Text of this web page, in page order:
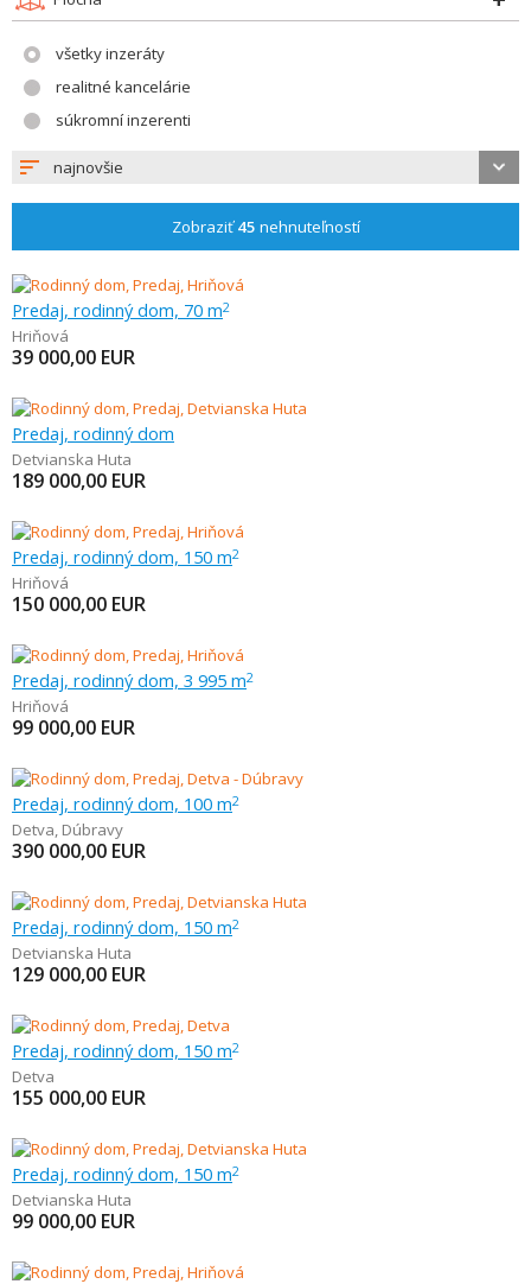
všetky inzeráty
realitné kancelárie
súkromní inzerenti
najnovšie
Zobraziť45 nehnuteľností
Predaj, rodinný dom, 70 m2
Hriňová
39 000,00 EUR
Predaj, rodinný dom
Detvianska Huta
189 000,00 EUR
Predaj, rodinný dom, 150 m2
Hriňová
150 000,00 EUR
Predaj, rodinný dom, 3 995 m2
Hriňová
99 000,00 EUR
Predaj, rodinný dom, 100 m2
Detva, Dúbravy
390 000,00 EUR
Predaj, rodinný dom, 150 m2
Detvianska Huta
129 000,00 EUR
Predaj, rodinný dom, 150 m2
Detva
155 000,00 EUR
Predaj, rodinný dom, 150 m2
Detvianska Huta
99 000,00 EUR